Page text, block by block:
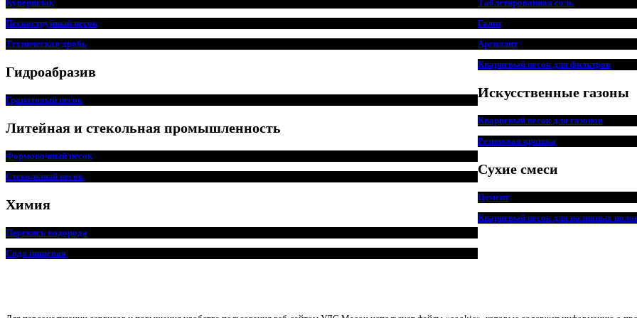
Купершлак
Пескоструйный песок
Техническая дробь
Гидроабразив
Гранатовый песок
Литейная и стекольная промышленность
Формовочный песок
Стекольный песок
Химия
Перекись водорода
Сода пищевая
Таблетированная соль
Галит
Аргиллит
Кварцевый песок для фильтров
Искусственные газоны
Кварцевый песок для газонов
Резиновая крошка
Сухие смеси
Цемент
Кварцевый песок для наливных